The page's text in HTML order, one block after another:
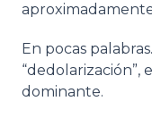
En pocas
dominante.